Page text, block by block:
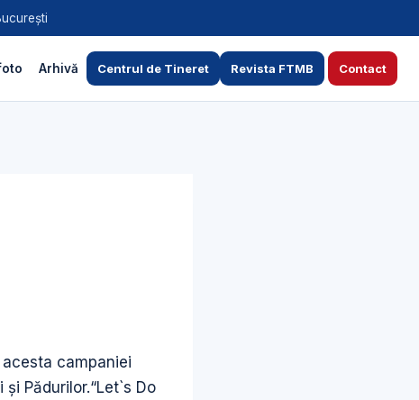
Arhivă Centrul de Tineret Revista FTMB Contact
campaniei
Pădurilor.“Let`s Do